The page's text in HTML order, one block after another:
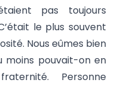
pas toujours
le plus souvent
Nous eûmes bien
moins pouvait-on en
Personne